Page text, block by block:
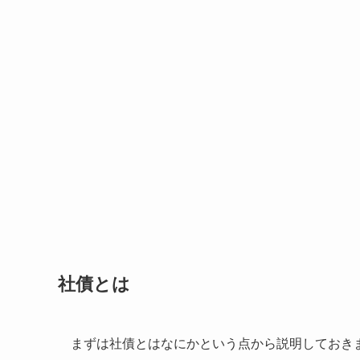
社債とは
まずは社債とはなにかという点から説明しておき